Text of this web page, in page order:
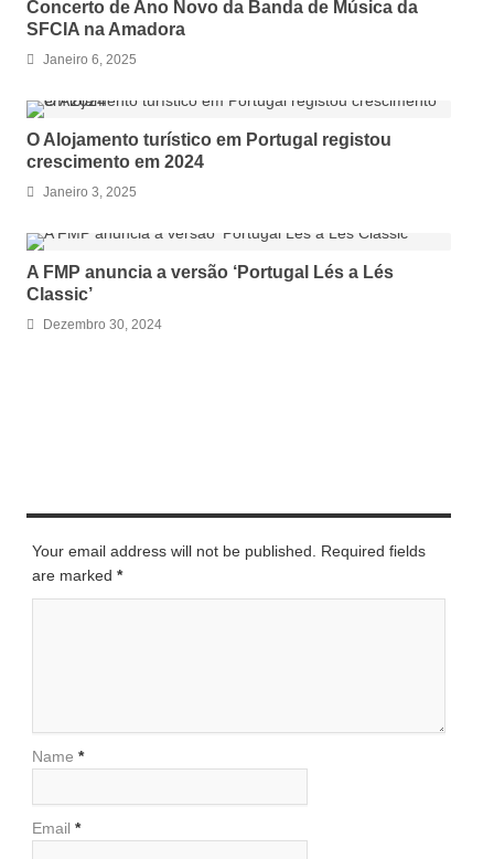
Concerto de Ano Novo da Banda de Música da
SFCIA na Amadora
Janeiro 6, 2025
O Alojamento turístico em Portugal registou
crescimento em 2024
Janeiro 3, 2025
A FMP anuncia a versão ‘Portugal Lés a Lés
Classic’
Dezembro 30, 2024
Your email address will not be published. Required fields
are marked *
Name *
Email *